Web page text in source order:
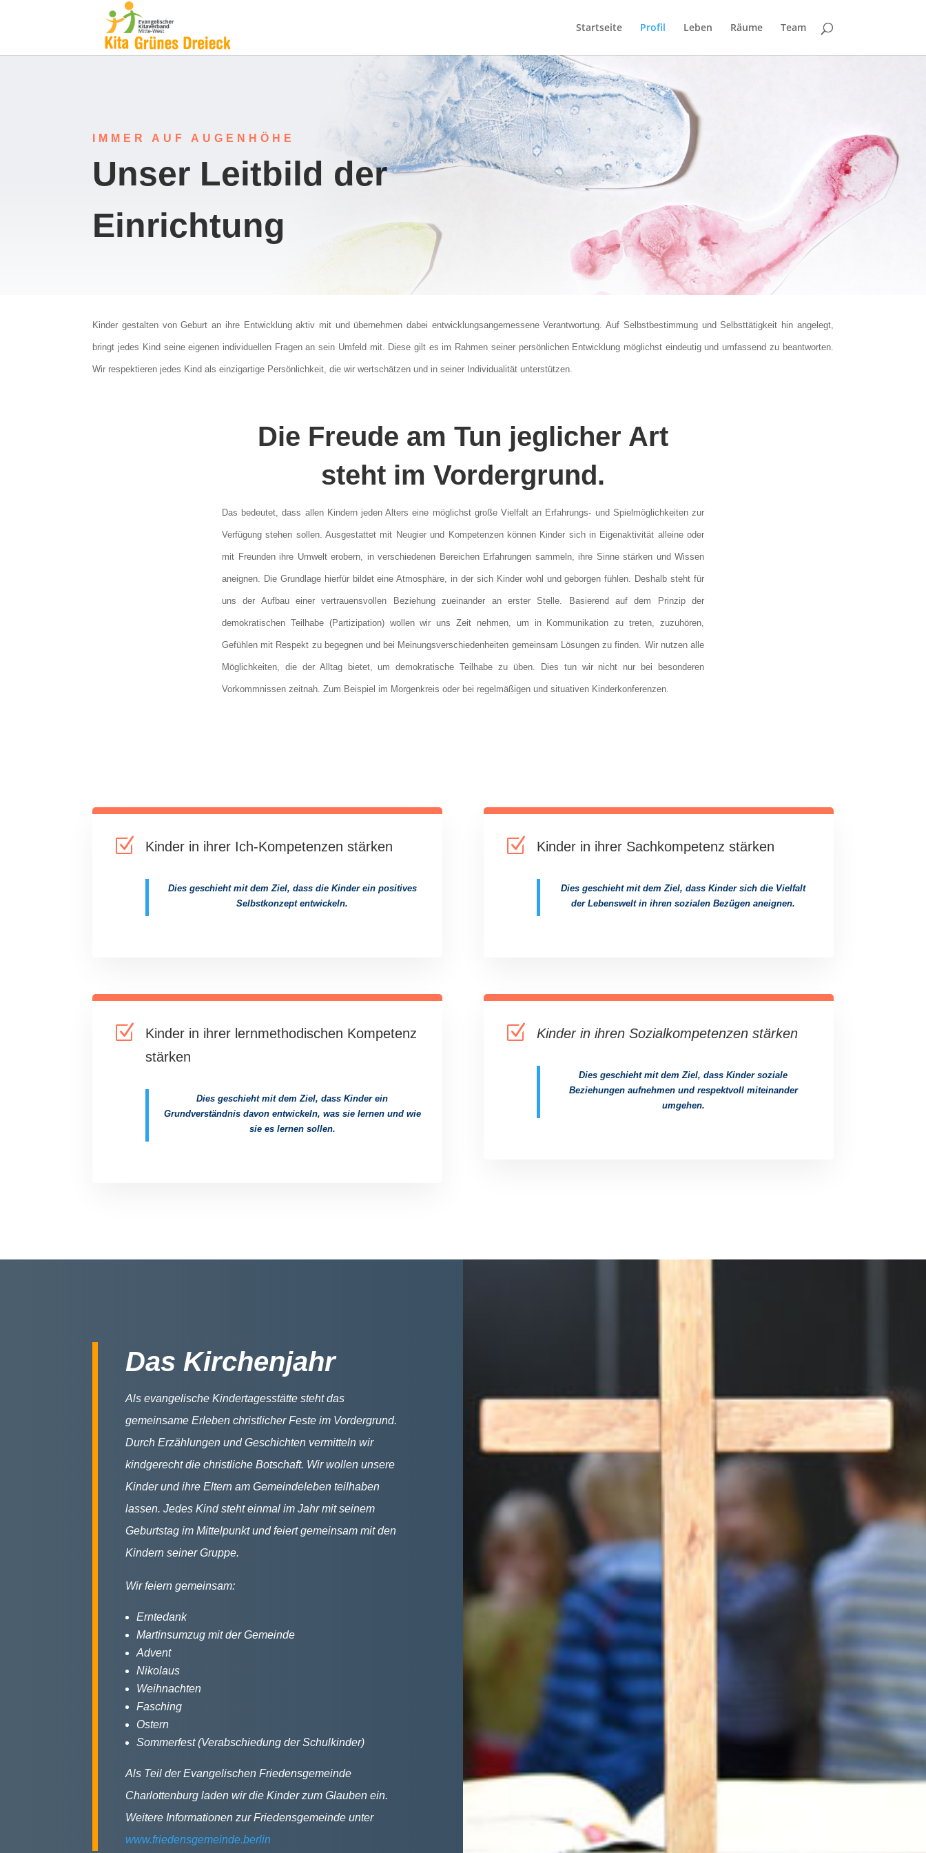
Startseite Profil Leben Räume Team
IMMER AUF AUGENHÖHE
Unser Leitbild der
Einrichtung
Kinder gestalten von Geburt an ihre Entwicklung aktiv mit und übernehmen dabei entwicklungsangemessene Verantwortung. Auf Selbstbestimmung und Selbsttätigkeit hin angelegt,
bringt jedes Kind seine eigenen individuellen Fragen an sein Umfeld mit. Diese gilt es im Rahmen seiner persönlichen Entwicklung möglichst eindeutig und umfassend zu beantworten.
Wir respektieren jedes Kind als einzigartige Persönlichkeit, die wir wertschätzen und in seiner Individualität unterstützen.
Die Freude am Tun jeglicher Art
steht im Vordergrund.
Das bedeutet, dass allen Kindern jeden Alters eine möglichst große Vielfalt an Erfahrungs- und Spielmöglichkeiten zur
Verfügung stehen sollen. Ausgestattet mit Neugier und Kompetenzen können Kinder sich in Eigenaktivität alleine oder
mit Freunden ihre Umwelt erobern, in verschiedenen Bereichen Erfahrungen sammeln, ihre Sinne stärken und Wissen
aneignen. Die Grundlage hierfür bildet eine Atmosphäre, in der sich Kinder wohl und geborgen fühlen. Deshalb steht für
uns der Aufbau einer vertrauensvollen Beziehung zueinander an erster Stelle. Basierend auf dem Prinzip der
demokratischen Teilhabe (Partizipation) wollen wir uns Zeit nehmen, um in Kommunikation zu treten, zuzuhören,
Gefühlen mit Respekt zu begegnen und bei Meinungsverschiedenheiten gemeinsam Lösungen zu finden. Wir nutzen alle
Möglichkeiten, die der Alltag bietet, um demokratische Teilhabe zu üben. Dies tun wir nicht nur bei besonderen
Vorkommnissen zeitnah. Zum Beispiel im Morgenkreis oder bei regelmäßigen und situativen Kinderkonferenzen.
Z Kinder in ihrer Ich-Kompetenzen stärken
Dies geschieht mit dem Ziel, dass die Kinder ein positives
Selbstkonzept entwickeln.
Z Kinder in ihrer Sachkompetenz stärken
Dies geschieht mit dem Ziel, dass Kinder sich die Vielfalt
der Lebenswelt in ihren sozialen Bezügen aneignen.
Z
Kinder in ihrer lernmethodischen Kompetenz
stärken
Dies geschieht mit dem Ziel, dass Kinder ein
Grundverständnis davon entwickeln, was sie lernen und wie
sie es lernen sollen.
Z Kinder in ihren Sozialkompetenzen stärken
Dies geschieht mit dem Ziel, dass Kinder soziale
Beziehungen aufnehmen und respektvoll miteinander
umgehen.
Das Kirchenjahr
Als evangelische Kindertagesstätte steht das
gemeinsame Erleben christlicher Feste im Vordergrund.
Durch Erzählungen und Geschichten vermitteln wir
kindgerecht die christliche Botschaft. Wir wollen unsere
Kinder und ihre Eltern am Gemeindeleben teilhaben
lassen. Jedes Kind steht einmal im Jahr mit seinem
Geburtstag im Mittelpunkt und feiert gemeinsam mit den
Kindern seiner Gruppe.
Wir feiern gemeinsam:
Erntedank
Martinsumzug mit der Gemeinde
Advent
Nikolaus
Weihnachten
Fasching
Ostern
Sommerfest (Verabschiedung der Schulkinder)
Als Teil der Evangelischen Friedensgemeinde
Charlottenburg laden wir die Kinder zum Glauben ein.
Weitere Informationen zur Friedensgemeinde unter
www.friedensgemeinde.berlin